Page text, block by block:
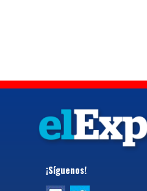
¡Síguenos!